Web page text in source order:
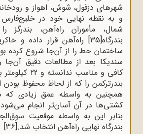
شهرهای دزفول، شوش، اهواز و
و به نقطه نهایی خود در
شمال، مأموران راه‌آهن، بندرگز
بندرگاه[35]
راه‌آهن قرار داده و
ساختمان خط را از آن‌جا شروع کرده
سندیکا بعد از مطالعات دقیق آن‌جا
کافی و مناسب
بندرترکمن را که از لحاظ محفوظ بودن
همچنین به واسطه عمق زیادی که
کشتی‌ها در آن آسان‌تر انجام می‌شود
بنابر این به واسطه موقعیت
بندرگاه نهایی راه‌آهن انتخاب شد.[36]